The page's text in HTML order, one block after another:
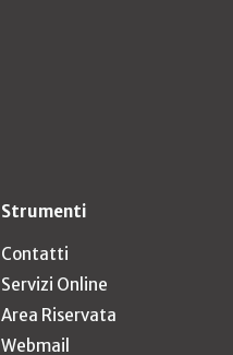
Strumenti
Contatti
Servizi Online
Area Riservata
Webmail